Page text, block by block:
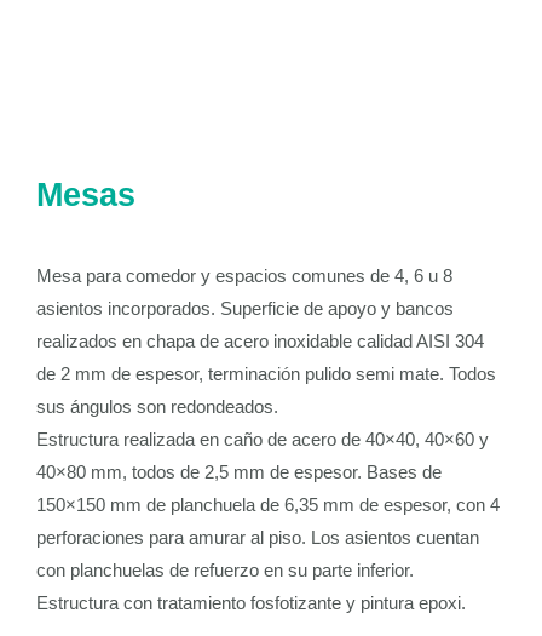
Mesas
Mesa para comedor y espacios comunes de 4, 6 u 8
asientos incorporados. Superficie de apoyo y bancos
realizados en chapa de acero inoxidable calidad AISI 304
de 2 mm de espesor, terminación pulido semi mate. Todos
sus ángulos son redondeados.
Estructura realizada en caño de acero de 40×40, 40×60 y
40×80 mm, todos de 2,5 mm de espesor. Bases de
150×150 mm de planchuela de 6,35 mm de espesor, con 4
perforaciones para amurar al piso. Los asientos cuentan
con planchuelas de refuerzo en su parte inferior.
Estructura con tratamiento fosfotizante y pintura epoxi.